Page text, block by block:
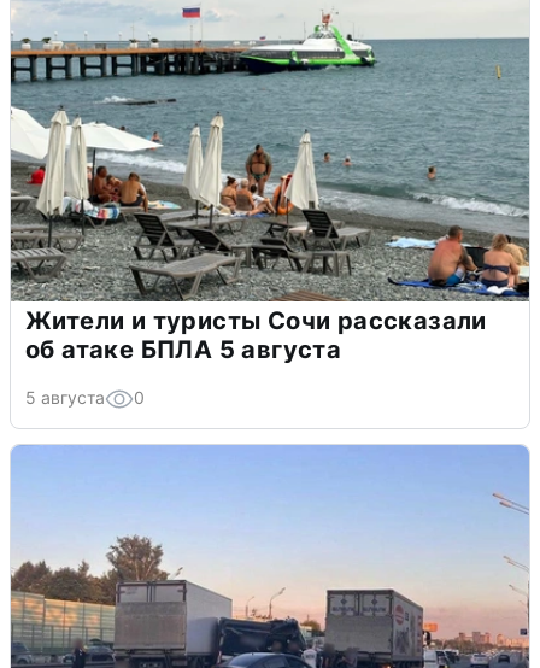
Жители и туристы Сочи рассказали
об атаке БПЛА 5 августа
5 августа 0